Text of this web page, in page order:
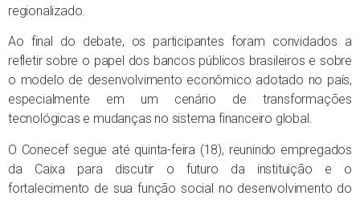
regionalizado.
Ao final do debate, os participantes foram convidados a
refletir sobre o papel dos bancos públicos brasileiros e sobre
o modelo de desenvolvimento econômico adotado no país,
especialmente em um cenário de transformações
tecnológicas e mudanças no sistema financeiro global.
O Conecef segue até quinta-feira (18), reunindo empregados
da Caixa para discutir o futuro da instituição e o
fortalecimento de sua função social no desenvolvimento do